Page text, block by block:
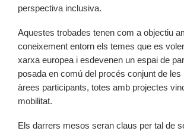
perspectiva inclusiva.
Aquestes trobades tenen com a objectiu
coneixement entorn els temes que es
xarxa europea i esdevenen un espai de
posada en comú del procés conjunt de les
àrees participants, totes amb projectes
mobilitat.
Els darrers mesos seran claus per tal de